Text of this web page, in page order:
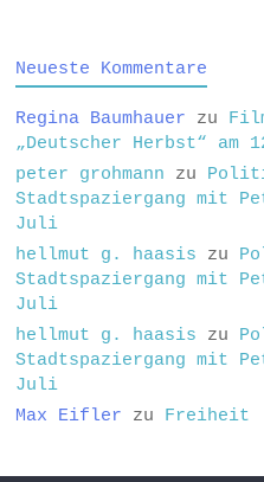
Neueste Kommentare
Regina Baumhauer zu
„Deutscher Herbst“ am
peter grohmann zu
Stadtspaziergang mit
Juli
hellmut g. haasis zu
Stadtspaziergang mit
Juli
hellmut g. haasis zu
Stadtspaziergang mit
Juli
Max Eifler zu Freiheit